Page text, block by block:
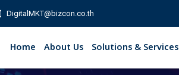
DigitalMKT@bizcon.co.th
Home About Us Solutions & Services